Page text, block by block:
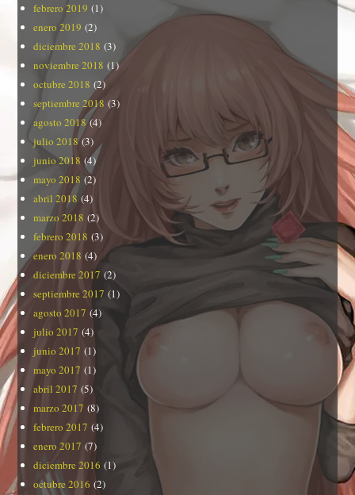
febrero 2019 (1)
enero 2019 (2)
diciembre 2018 (3)
noviembre 2018 (1)
octubre 2018 (2)
septiembre 2018 (3)
agosto 2018(4)
julio 2018(3)
junio 2018 (4)
mayo 2018 (2)
abril 2018 (4)
marzo 2018 (2)
febrero 2018 (3)
enero 2018 (4)
diciembre 2017 (2)
septiembre 2017 (1)
agosto 2017 (4)
julio 2017 (4)
junio 2017 (1)
mayo 2017 (1)
abril 2017 (5)
marzo 2017 (8)
febrero 2017 (4)
enero 2017 (7)
diciembre 2016 (1)
octubre 2016 (2)